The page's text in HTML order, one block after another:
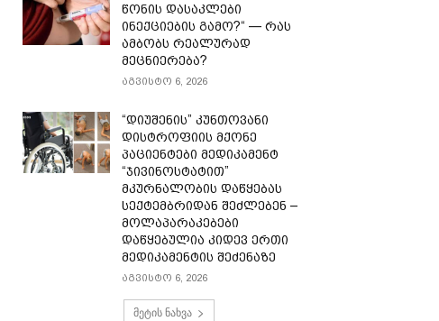
წონის დასაკლები
ინექციების გამო?“ — რას
ამბობს რეალურად
მეცნიერება?
აგვისტო 6, 2026
“დიუშენის” კუნთოვანი
დისტროფიის მქონე
პაციენტები მედიკამენტ
“ჯივინოსტატით”
მკურნალობის დაწყებას
სექტემბრიდან შეძლებენ –
მოლაპარაკებები
დაწყებულია კიდევ ერთი
მედიკამენტის შეძენაზე
აგვისტო 6, 2026
მეტის ნახვა